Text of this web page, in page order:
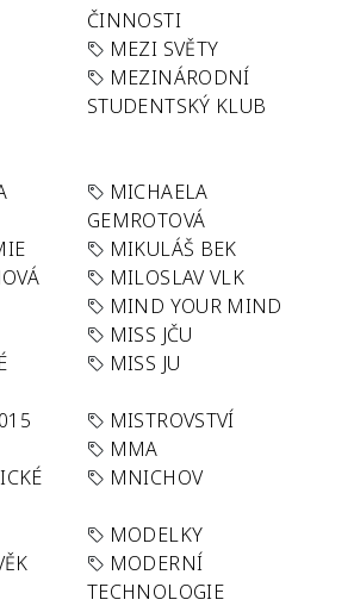
ČINNOSTI
MEZI SVĚTY
MEZINÁRODNÍ
STUDENTSKÝ KLUB
MICHAELA
GEMROTOVÁ
MIKULÁŠ BEK
MILOSLAV VLK
MIND YOUR MIND
MISS JČU
MISS JU
MISTROVSTVÍ
MMA
MNICHOV
MODELKY
MODERNÍ
TECHNOLOGIE